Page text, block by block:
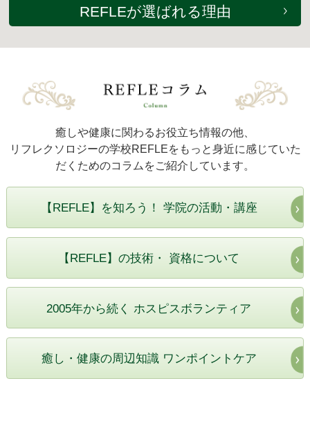
REFLEが選ばれる理由
癒しや健康に関わるお役立ち情報の他、
リフレクソロジーの学校REFLEをもっと身近に感じていた
だくためのコラムをご紹介しています。
【REFLE】を知ろう！ 学院の活動・講座
【REFLE】の技術・ 資格について
2005年から続く ホスピスボランティア
癒し・健康の周辺知識 ワンポイントケア